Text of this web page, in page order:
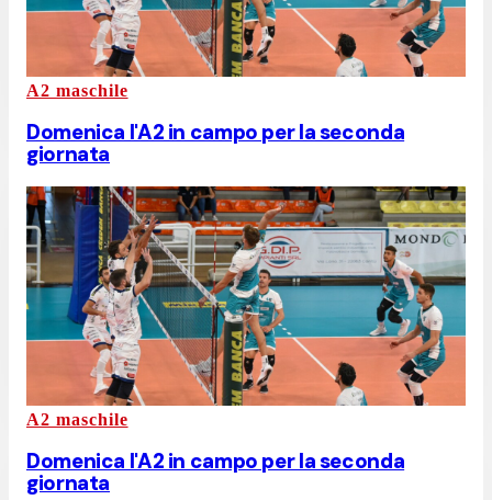
A2 maschile
Domenica l'A2 in campo per la seconda
giornata
A2 maschile
Domenica l'A2 in campo per la seconda
giornata